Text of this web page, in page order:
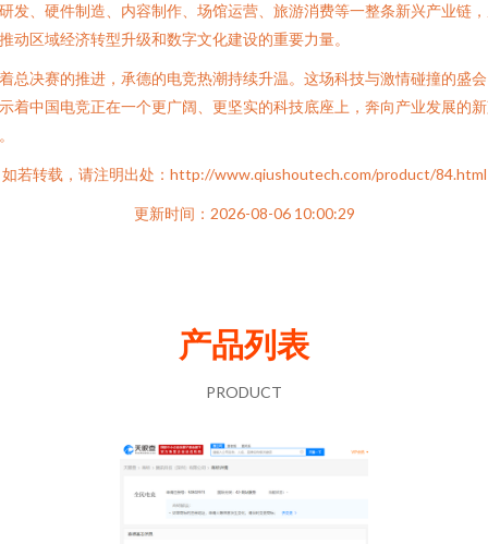
发、硬件制造、内容制作、场馆运营、旅游消费等一整条新兴产业链
动区域经济转型升级和数字文化建设的重要力量。
总决赛的推进，承德的电竞热潮持续升温。这场科技与激情碰撞的盛
着中国电竞正在一个更广阔、更坚实的科技底座上，奔向产业发展的
如若转载，请注明出处：http://www.qiushoutech.com/product/84.html
更新时间：2026-08-06 10:00:29
产品列表
PRODUCT